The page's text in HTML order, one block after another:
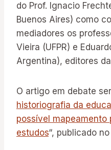
do Prof. Ignacio
Buenos Aires) como
mediadores os
Vieira (UFPR) e
Argentina), editores da
O artigo em debate
historiografia da
possível mapeamento
estudos“, publicado